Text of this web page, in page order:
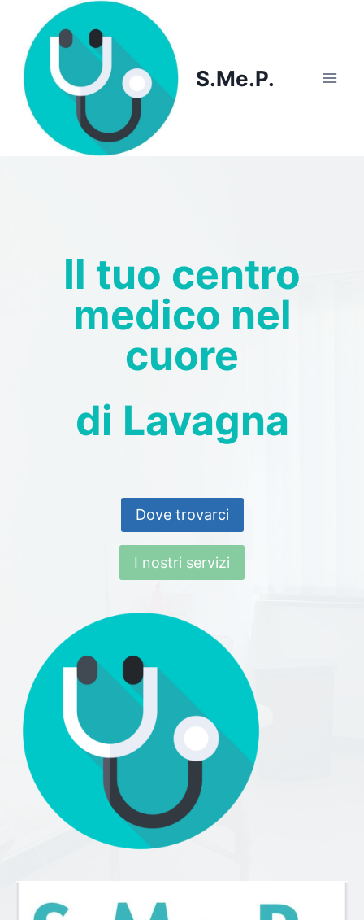
content
S.Me.P.
Il tuo centro
medico nel
cuore
di Lavagna
Dove trovarci
I nostri servizi